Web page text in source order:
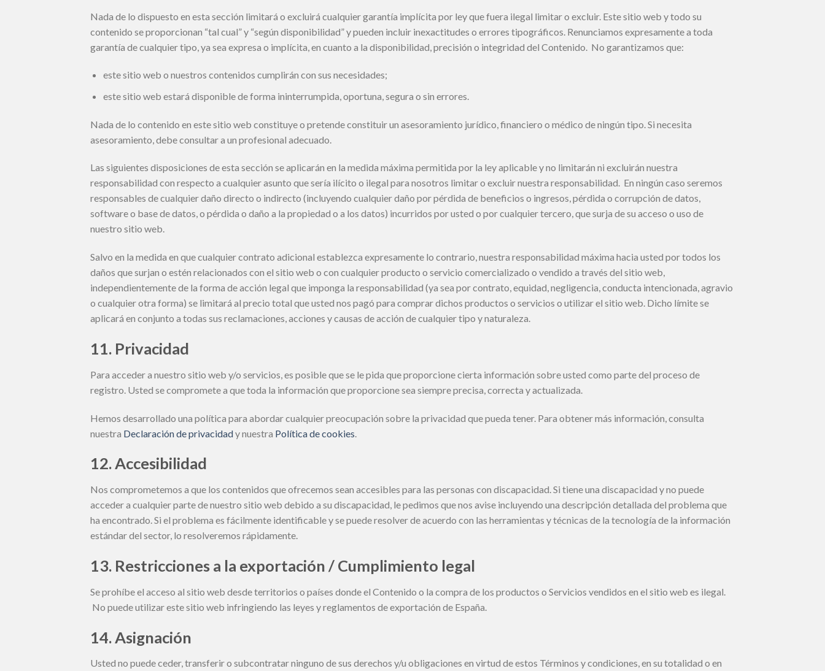
Nada de lo dispuesto en esta sección limitará o excluirá cualquier garantía implícita por ley que fuera ilegal limitar o excluir. Este sitio web y todo su
contenido se proporcionan “tal cual” y “según disponibilidad” y pueden incluir inexactitudes o errores tipográficos. Renunciamos expresamente a toda
garantía de cualquier tipo, ya sea expresa o implícita, en cuanto a la disponibilidad, precisión o integridad del Contenido. No garantizamos que:
este sitio web o nuestros contenidos cumplirán con sus necesidades;
este sitio web estará disponible de forma ininterrumpida, oportuna, segura o sin errores.
Nada de lo contenido en este sitio web constituye o pretende constituir un asesoramiento jurídico, financiero o médico de ningún tipo. Si necesita
asesoramiento, debe consultar a un profesional adecuado.
Las siguientes disposiciones de esta sección se aplicarán en la medida máxima permitida por la ley aplicable y no limitarán ni excluirán nuestra
responsabilidad con respecto a cualquier asunto que sería ilícito o ilegal para nosotros limitar o excluir nuestra responsabilidad. En ningún caso seremos
responsables de cualquier daño directo o indirecto (incluyendo cualquier daño por pérdida de beneficios o ingresos, pérdida o corrupción de datos,
software o base de datos, o pérdida o daño a la propiedad o a los datos) incurridos por usted o por cualquier tercero, que surja de su acceso o uso de
nuestro sitio web.
Salvo en la medida en que cualquier contrato adicional establezca expresamente lo contrario, nuestra responsabilidad máxima hacia usted por todos los
daños que surjan o estén relacionados con el sitio web o con cualquier producto o servicio comercializado o vendido a través del sitio web,
independientemente de la forma de acción legal que imponga la responsabilidad (ya sea por contrato, equidad, negligencia, conducta intencionada, agravio
o cualquier otra forma) se limitará al precio total que usted nos pagó para comprar dichos productos o servicios o utilizar el sitio web. Dicho límite se
aplicará en conjunto a todas sus reclamaciones, acciones y causas de acción de cualquier tipo y naturaleza.
11. Privacidad
Para acceder a nuestro sitio web y/o servicios, es posible que se le pida que proporcione cierta información sobre usted como parte del proceso de
registro. Usted se compromete a que toda la información que proporcione sea siempre precisa, correcta y actualizada.
Hemos desarrollado una política para abordar cualquier preocupación sobre la privacidad que pueda tener. Para obtener más información, consulta
nuestra Declaración de privacidady nuestra Política de cookies
12. Accesibilidad
Nos comprometemos a que los contenidos que ofrecemos sean accesibles para las personas con discapacidad. Si tiene una discapacidad y no puede
acceder a cualquier parte de nuestro sitio web debido a su discapacidad, le pedimos que nos avise incluyendo una descripción detallada del problema que
ha encontrado. Si el problema es fácilmente identificable y se puede resolver de acuerdo con las herramientas y técnicas de la tecnología de la información
estándar del sector, lo resolveremos rápidamente.
13. Restricciones a la exportación / Cumplimiento legal
Se prohíbe el acceso al sitio web desde territorios o países donde el Contenido o la compra de los productos o Servicios vendidos en el sitio web es ilegal.
No puede utilizar este sitio web infringiendo las leyes y reglamentos de exportación de España.
14. Asignación
Usted no puede ceder, transferir o subcontratar ninguno de sus derechos y/u obligaciones en virtud de estos Términos y condiciones, en su totalidad o en